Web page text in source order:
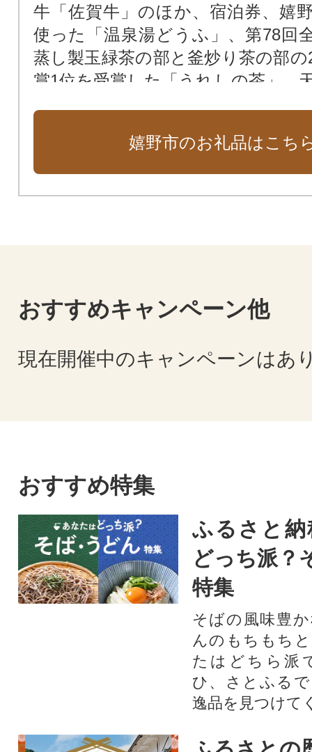
牛「佐賀牛」のほか、宿泊券、嬉
使った「温泉湯どうふ」、第78回
蒸し製玉緑茶の部と釜炒り茶の部
賞1位を受賞した「うれしの茶」、
きた「肥前吉田焼」など、嬉野を
礼品を多数取り揃えております。
る魅力を感じられる特産品をぜ
嬉野市のお礼品はこち
おすすめキャンペーン他
現在開催中のキャンペーンはあ
おすすめ特集
ふるさと
どっち派？
特集
そばの風味豊
んのもちもち
たはどちら派
ひ、さとふる
逸品を見つけて